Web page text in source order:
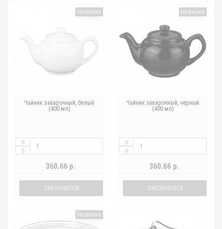
Новинка
Чайник заварочный, белый
(400 мл)
360.66 р.
ЗАКОНЧИЛСЯ
Новинка
Чайник заварочный, чёрный
(400 мл)
360.66 р.
ЗАКОНЧИЛСЯ
Новинка